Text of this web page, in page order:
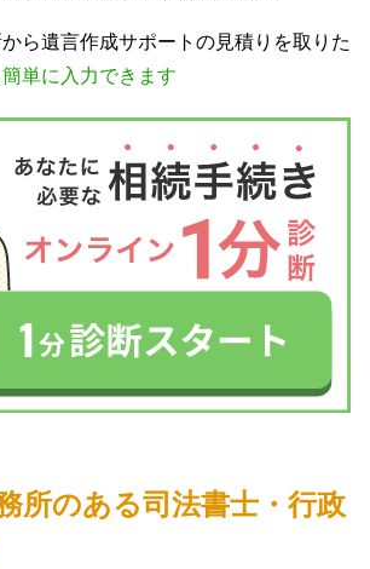
ら遺言作成サポートの見積りを取りた
単に入力できます
所のある司法書士・行政